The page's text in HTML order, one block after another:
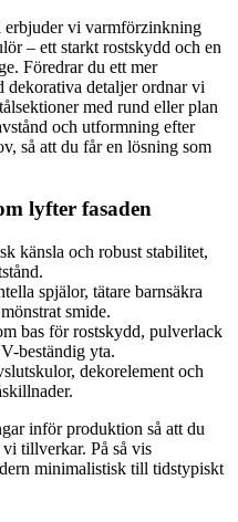
vi varmförzinkning
– ett starkt rostskydd och en
Föredrar du ett mer
dekorativa detaljer ordnar vi
med rund eller plan
och utformning efter
så att du får en lösning som
lyfter fasaden
känsla och robust stabilitet,
spjälor, tätare barnsäkra
smide.
bas för rostskydd, pulverlack
beständig yta.
dekorelement och
inför produktion så att du
tillverkar. På så vis
minimalistisk till tidstypiskt